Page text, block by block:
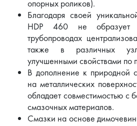
опорных роликов).
Благодаря своей
HDP 460 не образует
трубопроводах
также в различных
улучшенными свойствами по
В дополнение к природной
на металлических
обладает совместимостью с
смазочных материалов.
Смазки на основе